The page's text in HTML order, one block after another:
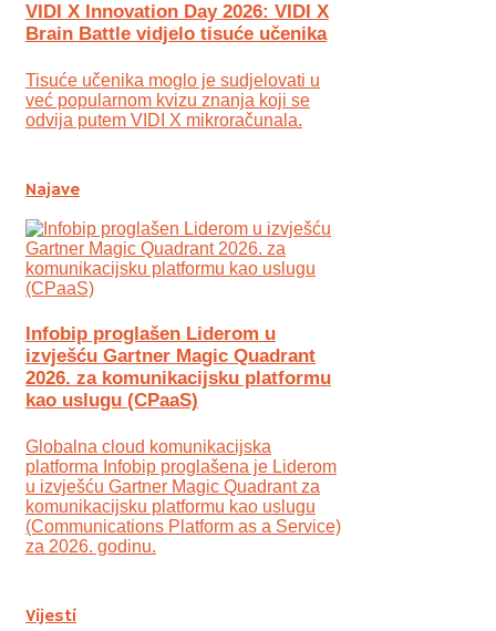
VIDI X Innovation Day 2026: VIDI X
Brain Battle vidjelo tisuće učenika
Tisuće učenika moglo je sudjelovati u
već popularnom kvizu znanja koji se
odvija putem VIDI X mikroračunala.
Najave
Infobip proglašen Liderom u
izvješću Gartner Magic Quadrant
2026. za komunikacijsku platformu
kao uslugu (CPaaS)
Globalna cloud komunikacijska
platforma Infobip proglašena je Liderom
u izvješću Gartner Magic Quadrant za
komunikacijsku platformu kao uslugu
(Communications Platform as a Service)
za 2026. godinu.
Vijesti